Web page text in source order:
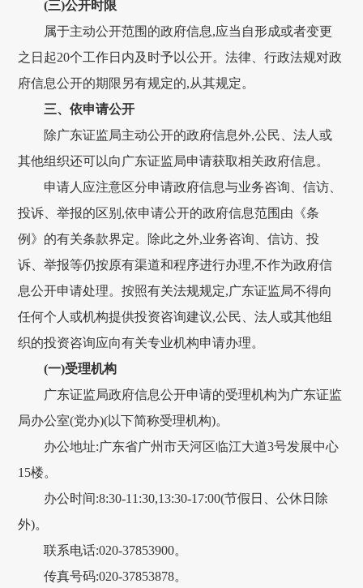
(三)公开时限
属于主动公开范围的政府信息,应当自形成或者变更
之日起20个工作日内及时予以公开。法律、行政法规对政
府信息公开的期限另有规定的,从其规定。
三、依申请公开
除广东证监局主动公开的政府信息外,公民、法人或
其他组织还可以向广东证监局申请获取相关政府信息。
申请人应注意区分申请政府信息与业务咨询、信访、
投诉、举报的区别,依申请公开的政府信息范围由《条
例》的有关条款界定。除此之外,业务咨询、信访、投
诉、举报等仍按原有渠道和程序进行办理,不作为政府信
息公开申请处理。按照有关法规规定,广东证监局不得向
任何个人或机构提供投资咨询建议,公民、法人或其他组
织的投资咨询应向有关专业机构申请办理。
(一)受理机构
广东证监局政府信息公开申请的受理机构为广东证监
局办公室(党办)(以下简称受理机构)。
办公地址:广东省广州市天河区临江大道3号发展中心
15楼。
办公时间:8:30-11:30,13:30-17:00(节假日、公休日除
外)。
联系电话:020-37853900。
传真号码:020-37853878。